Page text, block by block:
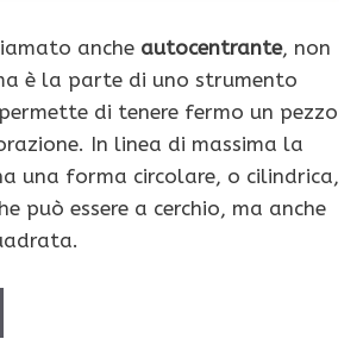
anche autocentrante, non
è la parte di uno strumento
di tenere fermo un pezzo
In linea di massima la
una forma circolare, o cilindrica,
può essere a cerchio, ma anche